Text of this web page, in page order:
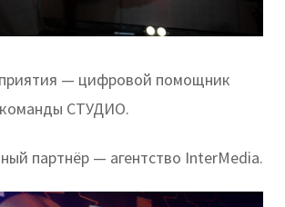
— цифровой помощник
команды СТУДИО.
партнёр — агентство InterMedia.